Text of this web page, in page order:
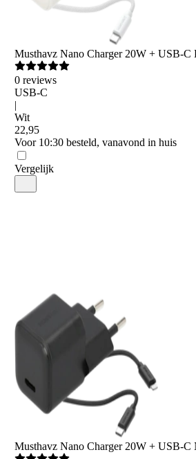
Musthavz Nano Charger 20W + USB-C
0 reviews
USB-C
|
Wit
22,95
Voor 10:30 besteld, vanavond in huis
Vergelijk
Musthavz Nano Charger 20W + USB-C